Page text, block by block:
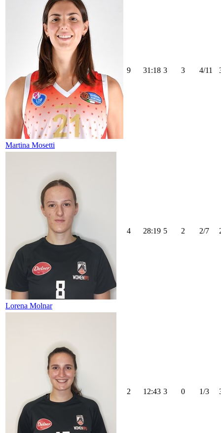
Martina Mosetti
9 31:18 3 3 4/11
Lorena Molnar
4 28:19 5 2 2/7
2 12:43 3 0 1/3